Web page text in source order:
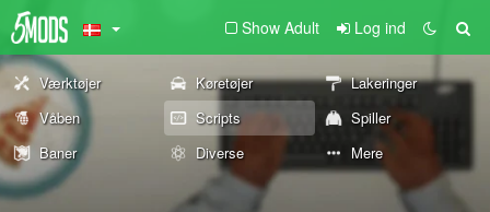
Show Adult Log ind
Værktøjer Køretøjer
Lakeringer
Våben
Scripts
Spiller
Baner
Diverse Mere